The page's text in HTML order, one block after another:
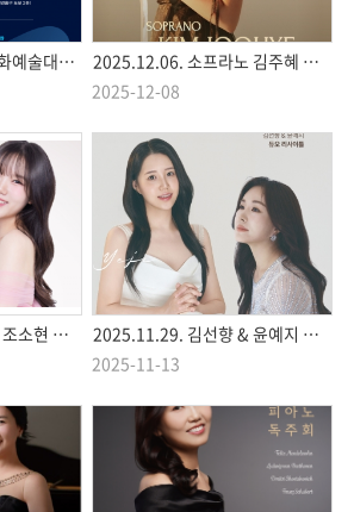
술 세미나
2025.12.06. 소프라노 김주혜 독창회
2025-12-08
독창회
2025.11.29. 김선향 & 윤예지 피아노 듀오 리사이틀
2025-11-13